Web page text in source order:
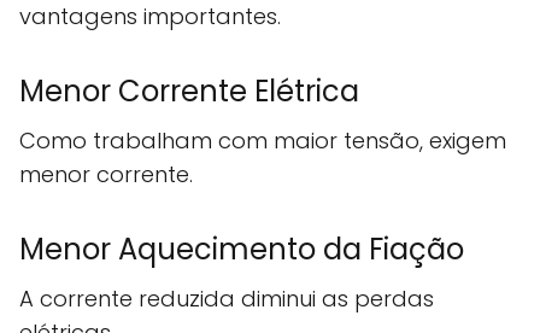
vantagens importantes.
Menor Corrente Elétrica
Como trabalham com maior tensão, exigem
menor corrente.
Menor Aquecimento da Fiação
A corrente reduzida diminui as perdas